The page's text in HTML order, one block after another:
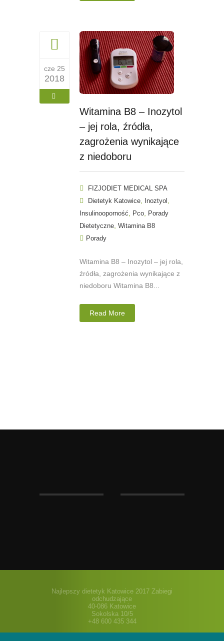
cze 25
2018
Witamina B8 – Inozytol
– jej rola, źródła,
zagrożenia wynikające
z niedoboru
FIZJODIET MEDICAL SPA
Dietetyk Katowice Inoztyol
Insulinooporność Pco Porady
Dietetyczne Witamina B8
Porady
Witamina B8 – Inozytol – jej rola,
źródła, zagrożenia wynikające z
niedoboru Witamina B8...
Read More
Najlepszy dietetyk Katowice 2017 Zabiegi
odchudzające
40-086 Katowice
Sokolska 10/5
+48 600 435 344